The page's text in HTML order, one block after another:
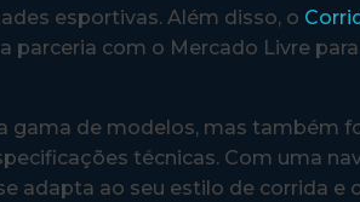
esportivas. Além disso, o
parceria com o Mercado Livre
gama de modelos, mas também
técnicas. Com uma
adapta ao seu estilo de corrida e